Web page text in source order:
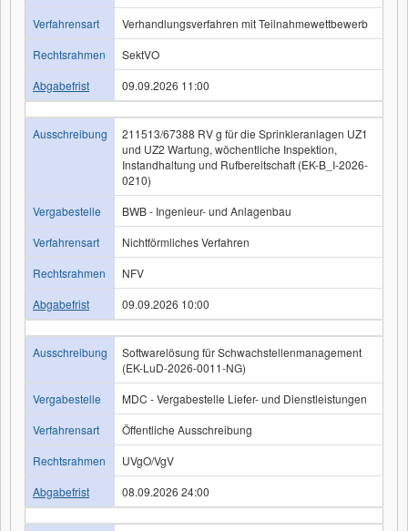
Verfahrensart
Verhandlungsverfahren mit Teilnahmewettbewerb
Rechtsrahmen
SektVO
Abgabefrist
09.09.2026 11:00
Ausschreibung
211513/67388 RV g für die Sprinkleranlagen UZ1
und UZ2 Wartung, wöchentliche Inspektion,
Instandhaltung und Rufbereitschaft (EK-B_I-2026-
0210)
Vergabestelle
BWB - Ingenieur- und Anlagenbau
Verfahrensart
Nichtförmliches Verfahren
Rechtsrahmen
NFV
Abgabefrist
09.09.2026 10:00
Ausschreibung
Softwarelösung für Schwachstellenmanagement
(EK-LuD-2026-0011-NG)
Vergabestelle
MDC - Vergabestelle Liefer- und Dienstleistungen
Verfahrensart
Öffentliche Ausschreibung
Rechtsrahmen
UVgO/VgV
Abgabefrist
08.09.2026 24:00